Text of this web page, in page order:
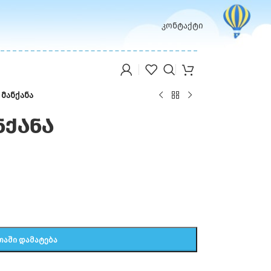
კონტაქტი
ᲓᲐᲛᲐᲢᲔᲑᲐ